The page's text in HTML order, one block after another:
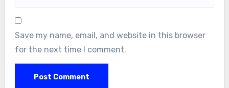
Save my name, email, and website in this browser
for the next time I comment.